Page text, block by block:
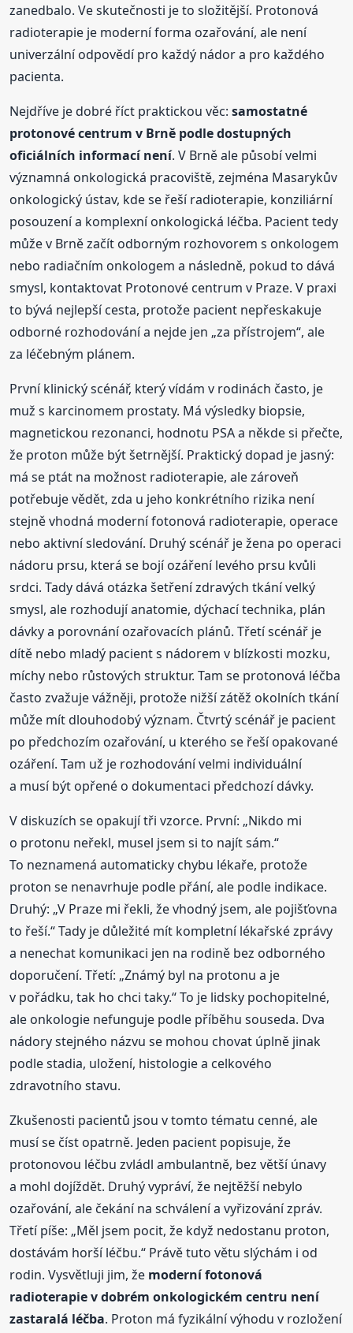
zanedbalo. Ve skutečnosti je to složitější. Protonová
radioterapie je moderní forma ozařování, ale není
univerzální odpovědí pro každý nádor a pro každého
pacienta.
Nejdříve je dobré říct praktickou věc:samostatné
protonové centrum v Brně podle dostupných
oficiálních informací není. V Brně ale působí velmi
významná onkologická pracoviště, zejména Masarykův
onkologický ústav, kde se řeší radioterapie, konziliární
posouzení a komplexní onkologická léčba. Pacient tedy
může v Brně začít odborným rozhovorem s onkologem
nebo radiačním onkologem a následně, pokud to dává
smysl, kontaktovat Protonové centrum v Praze. V praxi
to bývá nejlepší cesta, protože pacient nepřeskakuje
odborné rozhodování a nejde jen „za přístrojem“, ale
za léčebným plánem.
První klinický scénář, který vídám v rodinách často, je
muž s karcinomem prostaty. Má výsledky biopsie,
magnetickou rezonanci, hodnotu PSA a někde si přečte,
že proton může být šetrnější. Praktický dopad je jasný:
má se ptát na možnost radioterapie, ale zároveň
potřebuje vědět, zda u jeho konkrétního rizika není
stejně vhodná moderní fotonová radioterapie, operace
nebo aktivní sledování. Druhý scénář je žena po operaci
nádoru prsu, která se bojí ozáření levého prsu kvůli
srdci. Tady dává otázka šetření zdravých tkání velký
smysl, ale rozhodují anatomie, dýchací technika, plán
dávky a porovnání ozařovacích plánů. Třetí scénář je
dítě nebo mladý pacient s nádorem v blízkosti mozku,
míchy nebo růstových struktur. Tam se protonová léčba
často zvažuje vážněji, protože nižší zátěž okolních tkání
může mít dlouhodobý význam. Čtvrtý scénář je pacient
po předchozím ozařování, u kterého se řeší opakované
ozáření. Tam už je rozhodování velmi individuální
a musí být opřené o dokumentaci předchozí dávky.
V diskuzích se opakují tři vzorce. První: „Nikdo mi
o protonu neřekl, musel jsem si to najít sám.“
To neznamená automaticky chybu lékaře, protože
proton se nenavrhuje podle přání, ale podle indikace.
Druhý: „V Praze mi řekli, že vhodný jsem, ale pojišťovna
to řeší.“ Tady je důležité mít kompletní lékařské zprávy
a nenechat komunikaci jen na rodině bez odborného
doporučení. Třetí: „Známý byl na protonu a je
v pořádku, tak ho chci taky.“ To je lidsky pochopitelné,
ale onkologie nefunguje podle příběhu souseda. Dva
nádory stejného názvu se mohou chovat úplně jinak
podle stadia, uložení, histologie a celkového
zdravotního stavu.
Zkušenosti pacientů jsou v tomto tématu cenné, ale
musí se číst opatrně. Jeden pacient popisuje, že
protonovou léčbu zvládl ambulantně, bez větší únavy
a mohl dojíždět. Druhý vypráví, že nejtěžší nebylo
ozařování, ale čekání na schválení a vyřizování zpráv.
Třetí píše: „Měl jsem pocit, že když nedostanu proton,
dostávám horší léčbu.“ Právě tuto větu slýchám i od
rodin. Vysvětluji jim, že moderní fotonová
radioterapie v dobrém onkologickém centru není
zastaralá léčba. Proton má fyzikální výhodu v rozložení